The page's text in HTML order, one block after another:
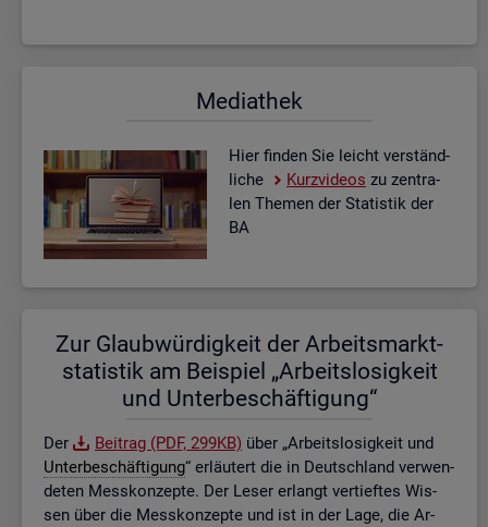
Me­dia­thek
Hier fin­den Sie leicht ver­ständ­
li­che
Kurz­vi­de­os zu zen­tra­
len The­men der Sta­tis­tik der
BA
Zur Glaub­wür­dig­keit der Ar­beits­markt­
sta­tis­tik am Bei­spiel „Ar­beits­lo­sig­keit
und Un­ter­be­schäf­ti­gung“
Der Bei­trag (PDF, 299KB) über „Ar­beits­lo­sig­keit und
Un­ter­be­schäf­ti­gung“ er­läu­tert die in Deutsch­land ver­wen­
de­ten Mess­kon­zep­te. Der Leser er­langt ver­tief­tes Wis­
sen über die Mess­kon­zep­te und ist in der Lage, die Ar­